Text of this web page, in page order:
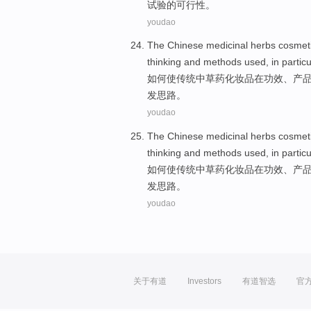
试验的可行性。
youdao
The Chinese medicinal herbs
thinking and methods used, in
如何使传统中草药化妆品在功效、 产
发思路。
youdao
The Chinese medicinal herbs
thinking and methods used , in
如何使传统中草药化妆品在功效、 产
发思路。
youdao
关于有道 Investors 有道智选 官